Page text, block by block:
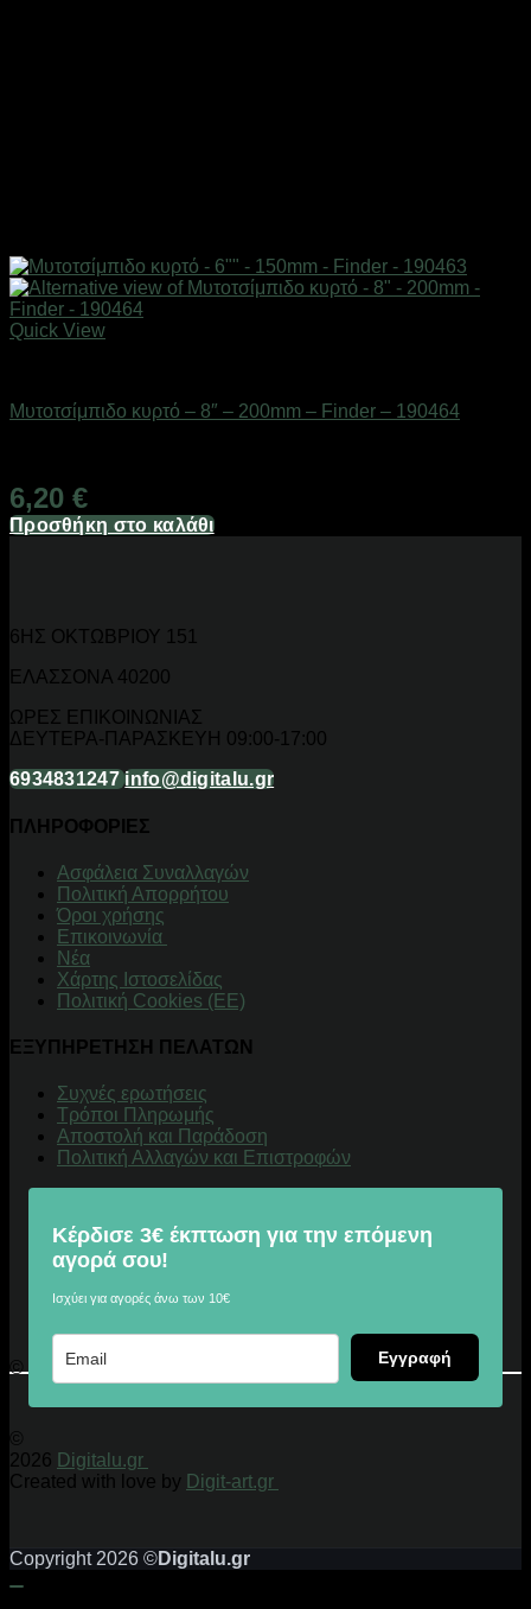
Quick View
Μυτοτσίμπιδο κυρτό – 8″ – 200mm – Finder – 190464
6,20 €
Προσθήκη στο καλάθι
6ΗΣ ΟΚΤΩΒΡΙΟΥ 151
ΕΛΑΣΣΟΝΑ 40200
ΩΡΕΣ ΕΠΙΚΟΙΝΩΝΙΑΣ
ΔΕΥΤΕΡΑ-ΠΑΡΑΣΚΕΥΗ 09:00-17:00
6934831247 info@digitalu.gr
ΠΛΗΡΟΦΟΡΙΕΣ
Aσφάλεια Συναλλαγών
Πολιτική Απορρήτου
Όροι χρήσης
Επικοινωνία
Νέα
Χάρτης Ιστοσελίδας
Πολιτική Cookies (ΕΕ)
ΕΞΥΠΗΡΕΤΗΣΗ ΠΕΛΑΤΩΝ
Συχνές ερωτήσεις
Τρόποι Πληρωμής
Αποστολή και Παράδοση
Πολιτική Αλλαγών και Επιστροφών
Κέρδισε 3€ έκπτωση για την επόμενη
αγορά σου!
Ισχύει για αγορές άνω των 10€
Εγγραφή
© 2026 Digitalu.gr
©
2026 Digitalu.gr
Created with love by Digit-art.gr
Copyright 2026 ©Digitalu.gr